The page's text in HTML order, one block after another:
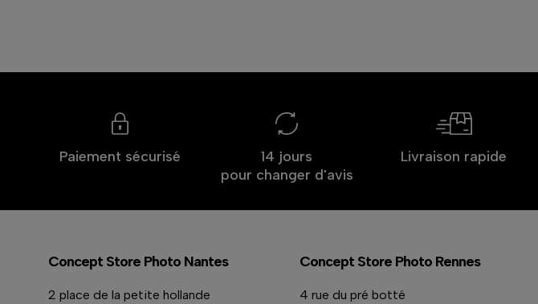
Paiement sécurisé
14 jours
pour changer d'avis
Livraison rapide
Concept Store Photo Nantes
2 place de la petite hollande
Concept Store Photo Rennes
4 rue du pré botté